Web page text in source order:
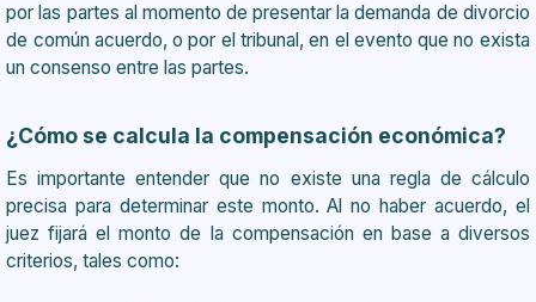
por las partes al momento de presentar la demanda de divorcio
de común acuerdo, o por el tribunal, en el evento que no exista
un consenso entre las partes.
¿Cómo se calcula la compensación económica?
Es importante entender que no existe una regla de cálculo
precisa para determinar este monto. Al no haber acuerdo, el
juez fijará el monto de la compensación en base a diversos
criterios, tales como: